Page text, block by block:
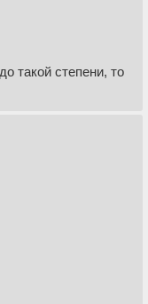
такой степени, то